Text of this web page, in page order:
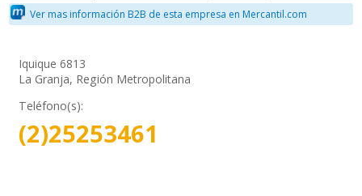
Ver mas información B2B de esta empresa en Mercantil.com
Iquique 6813
La Granja, Región Metropolitana
Teléfono(s):
(2)25253461